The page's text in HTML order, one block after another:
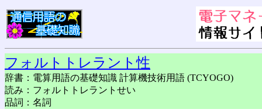
フォルトトレラント性
辞書：電算用語の基礎知識 計算機技術用語 (TCYOGO)
読み：フォルトトレラントせい
品詞：名詞